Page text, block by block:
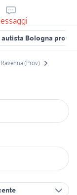
Bologna
Ravenna (Prov)